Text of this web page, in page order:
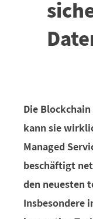
Die
kann sie
Managed
beschäftigt
den neuesten
Insbesondere